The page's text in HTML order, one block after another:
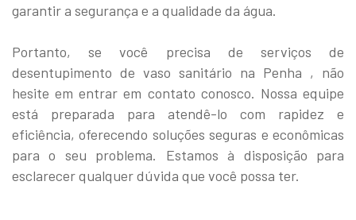
garantir a segurança e a qualidade da água.
Portanto, se você precisa de serviços de
desentupimento de vaso sanitário na Penha , não
hesite em entrar em contato conosco. Nossa equipe
está preparada para atendê-lo com rapidez e
eficiência, oferecendo soluções seguras e econômicas
para o seu problema. Estamos à disposição para
esclarecer qualquer dúvida que você possa ter.